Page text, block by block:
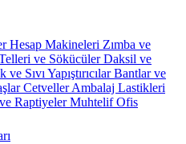
Hesap Makineleri Zımba ve
ve SökücülerDaksil ve
ve Sıvı YapıştırıcılarBantlar ve
CetvellerAmbalaj Lastikleri
RaptiyelerMuhtelif Ofis